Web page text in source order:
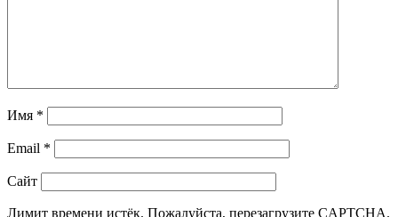
Имя *
Email *
Сайт
Лимит времени истёк. Пожалуйста, перезагрузите CAPTCHA.